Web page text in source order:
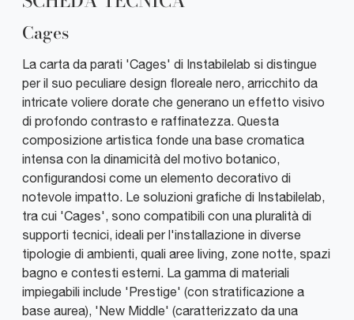
Cages
La carta da parati 'Cages' di Instabilelab si distingue
per il suo peculiare design floreale nero, arricchito da
intricate voliere dorate che generano un effetto visivo
di profondo contrasto e raffinatezza. Questa
composizione artistica fonde una base cromatica
intensa con la dinamicità del motivo botanico,
configurandosi come un elemento decorativo di
notevole impatto. Le soluzioni grafiche di Instabilelab,
tra cui 'Cages', sono compatibili con una pluralità di
supporti tecnici, ideali per l'installazione in diverse
tipologie di ambienti, quali aree living, zone notte, spazi
bagno e contesti esterni. La gamma di materiali
impiegabili include 'Prestige' (con stratificazione a
base aurea), 'New Middle' (caratterizzato da una